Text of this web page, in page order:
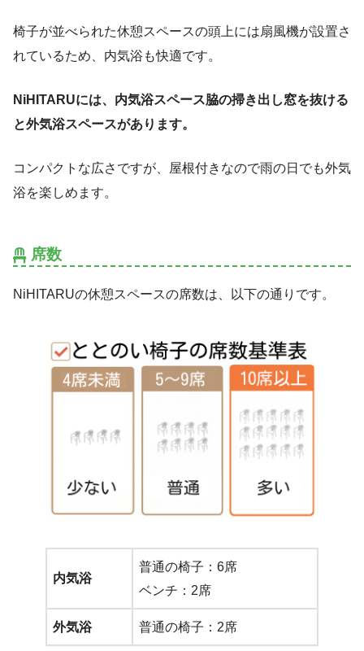
椅子が並べられた休憩スペースの頭上には扇風機が設置さ
れているため、内気浴も快適です。
NiHITARUには、内気浴スペース脇の掃き出し窓を抜ける
と外気浴スペースがあります。
コンパクトな広さですが、屋根付きなので雨の日でも外気
浴を楽しめます。
席数
NiHITARUの休憩スペースの席数は、以下の通りです。
内気浴
普通の椅子：6席
ベンチ：2席
外気浴 普通の椅子：2席